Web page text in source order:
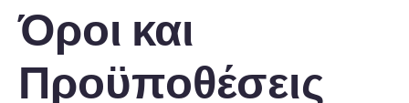
Όροι και
Προϋποθέσεις